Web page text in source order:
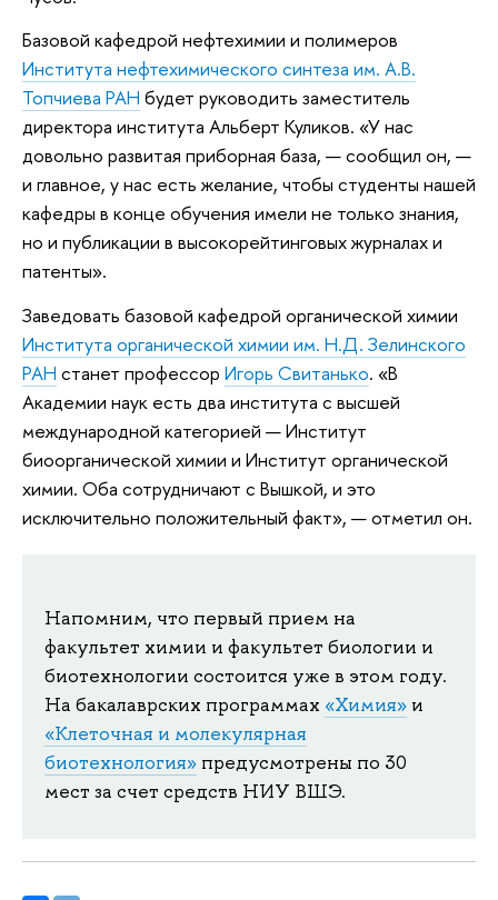
Базовой кафедрой нефтехимии и полимеров
Института нефтехимического синтеза им. А.В.
Топчиева РАН будет руководить заместитель
директора института Альберт Куликов. «У нас
довольно развитая приборная база, — сообщил он, —
и главное, у нас есть желание, чтобы студенты нашей
кафедры в конце обучения имели не только знания,
но и публикации в высокорейтинговых журналах и
патенты».
Заведовать базовой кафедрой органической химии
Института органической химии им. Н.Д. Зелинского
РАН станет профессор Игорь Свитанько. «В
Академии наук есть два института с высшей
международной категорией — Институт
биоорганической химии и Институт органической
химии. Оба сотрудничают с Вышкой, и это
исключительно положительный факт», — отметил он.
Напомним, что первый прием на
факультет химии и факультет биологии и
биотехнологии состоится уже в этом году.
На бакалаврских программах «Химия» и
«Клеточная и молекулярная
биотехнология» предусмотрены по 30
мест за счет средств НИУ ВШЭ.